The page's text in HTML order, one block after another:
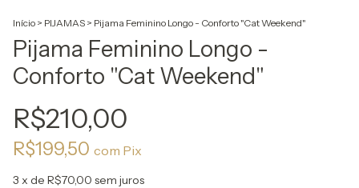
Início > PIJAMAS > Pijama Feminino Longo - Conforto "Cat Weekend"
Pijama Feminino Longo -
Conforto "Cat Weekend"
R$210,00
R$199,50 com Pix
3 x de R$70,00 sem juros